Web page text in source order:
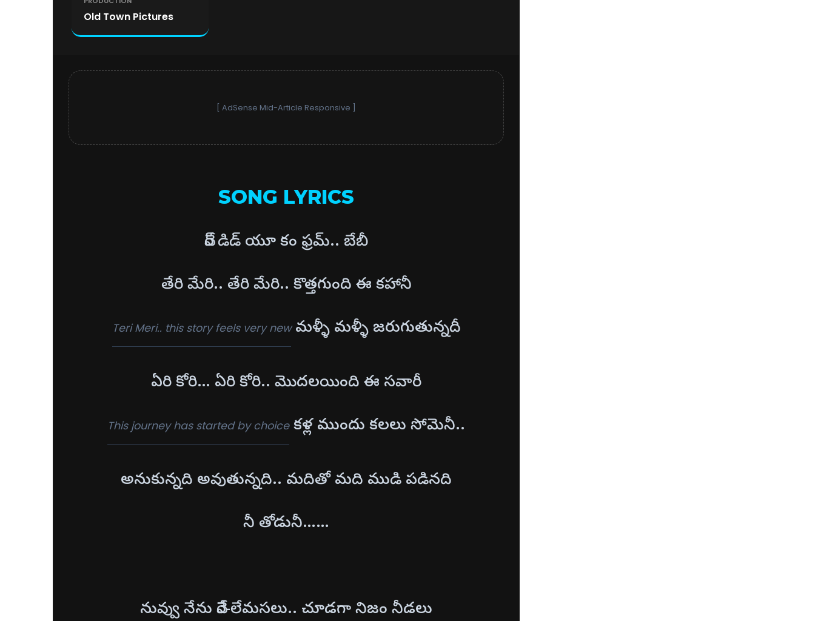
Old Town Pictures
[ AdSense Mid-Article Responsive ]
SONG LYRICS
వేర్ డిడ్ యూ కం ఫ్రమ్.. బేబీ
తేరి మేరి.. తేరి మేరి.. కొత్తగుంది ఈ కహానీ
Teri Meri.. this story feels very newమళ్ళీ మళ్ళీ జరుగుతున్నదీ
ఏరి కోరి… ఏరి కోరి.. మొదలయింది ఈ సవారీ
This journey has started by choiceకళ్ల ముందు కలలు సోమెనీ..
అనుకున్నది అవుతున్నది.. మదితో మది ముడి పడినది
నీ తోడునీ……
నువ్వు నేను వేరే-లేమసలు.. చూడగా నిజం నీడలు